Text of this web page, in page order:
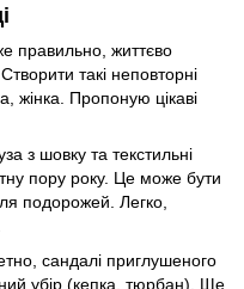
правильно, життєво
такі неповторні
жінка. Пропоную цікаві
з шовку та текстильні
пору року. Це може бути
подорожей. Легко,
сандалі приглушеного
убір (кепка, тюрбан). Ще